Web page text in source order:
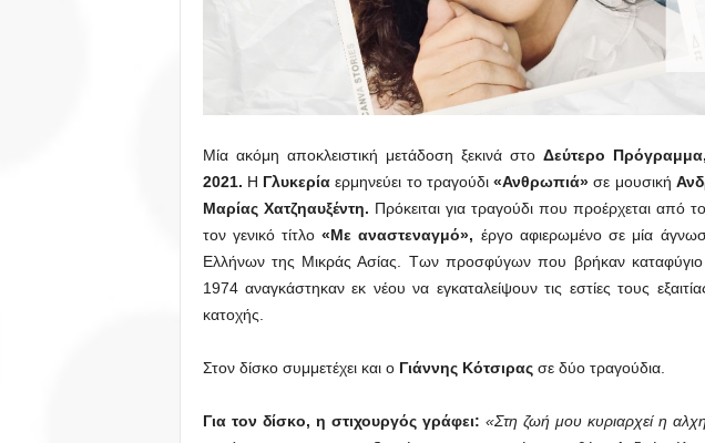
Μία ακόμη αποκλειστική μετάδοση ξεκινά στοΔεύτερο Πρόγραμμα,
2021. Η Γλυκερίαερμηνεύει το τραγούδι «Ανθρωπιά»σε μουσική
Μαρίας Χατζηαυξέντη. Πρόκειται για τραγούδι που προέρχεται από
τον γενικό τίτλο«Με αναστεναγμό», έργο αφιερωμένο σε μία
Ελλήνων της Μικράς Ασίας. Των προσφύγων που βρήκαν
1974 αναγκάστηκαν εκ νέου να εγκαταλείψουν τις εστίες τους
κατοχής.
Στον δίσκο συμμετέχει και ο Γιάννης Κότσιραςσε δύο τραγούδια.
Για τον δίσκο, η στιχουργός γράφει: «Στη ζωή μου κυριαρχεί η